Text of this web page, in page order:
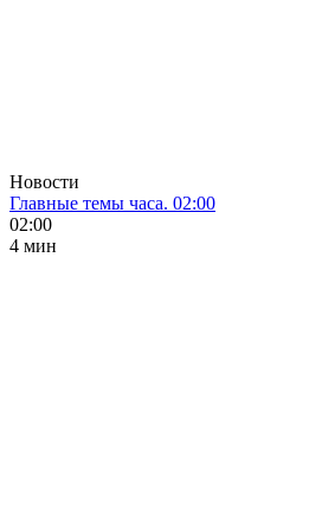
Новости
Главные темы часа. 02:00
02:00
4 мин